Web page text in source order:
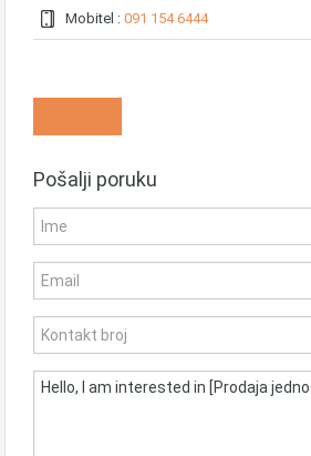
Mobitel : 091 154 6444
Pošalji poruku